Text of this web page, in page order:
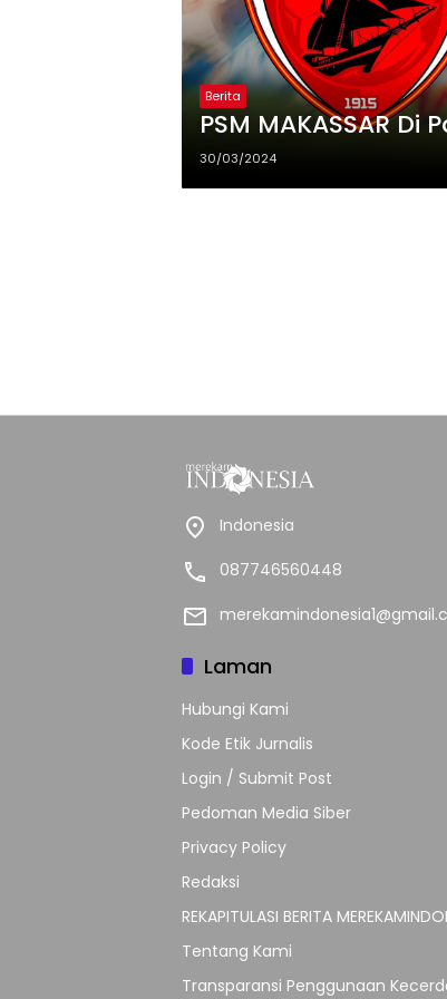
Berita
PSM MAKASSAR
30/03/2024
Indonesia
087746560448
Laman
Hubungi Kami
Kode Etik Jurnalis
Login / Submit Post
Pedoman Media Siber
Privacy Policy
Redaksi
REKAPITULASI BERITA
Tentang Kami
Transparansi Penggunaan